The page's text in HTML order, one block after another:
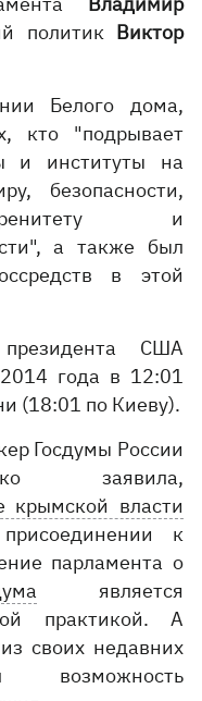
политик Виктор
Белого дома,
кто "подрывает
и институты на
безопасности,
и
а также был
в этой
США
года в 12:01
(18:01 по Киеву).
Госдумы России
заявила,
крымской власти
к
парламента о
является
практикой. А
своих недавних
возможность